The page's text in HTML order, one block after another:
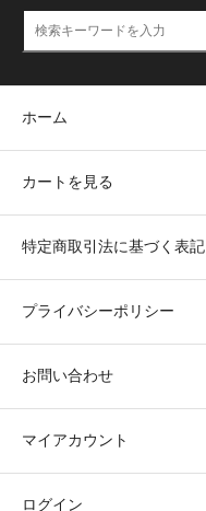
ホーム
カートを見る
特定商取引法に基づく表記
プライバシーポリシー
お問い合わせ
マイアカウント
ログイン